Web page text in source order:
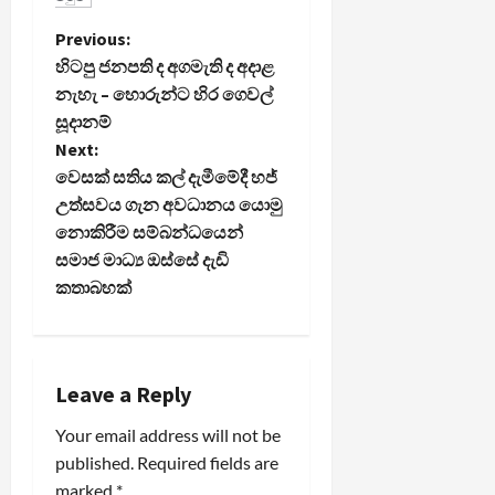
P
o
s
t
n
a
g
a
Previous:
හිටපු ජනපති ද අගමැති ද අදාළ
නැහැ – හොරුන්ට හිර ගෙවල්
සූදානම්
Next:
වෙසක් සතිය කල් දැමීමේදී හජ්
උත්සවය ගැන අවධානය යොමු
නොකිරීම සම්බන්ධයෙන්
සමාජ මාධ්‍ය ඔස්සේ දැඩි
කතාබහක්
Leave a Reply
Your email address will not be
published. Required fields are
marked *